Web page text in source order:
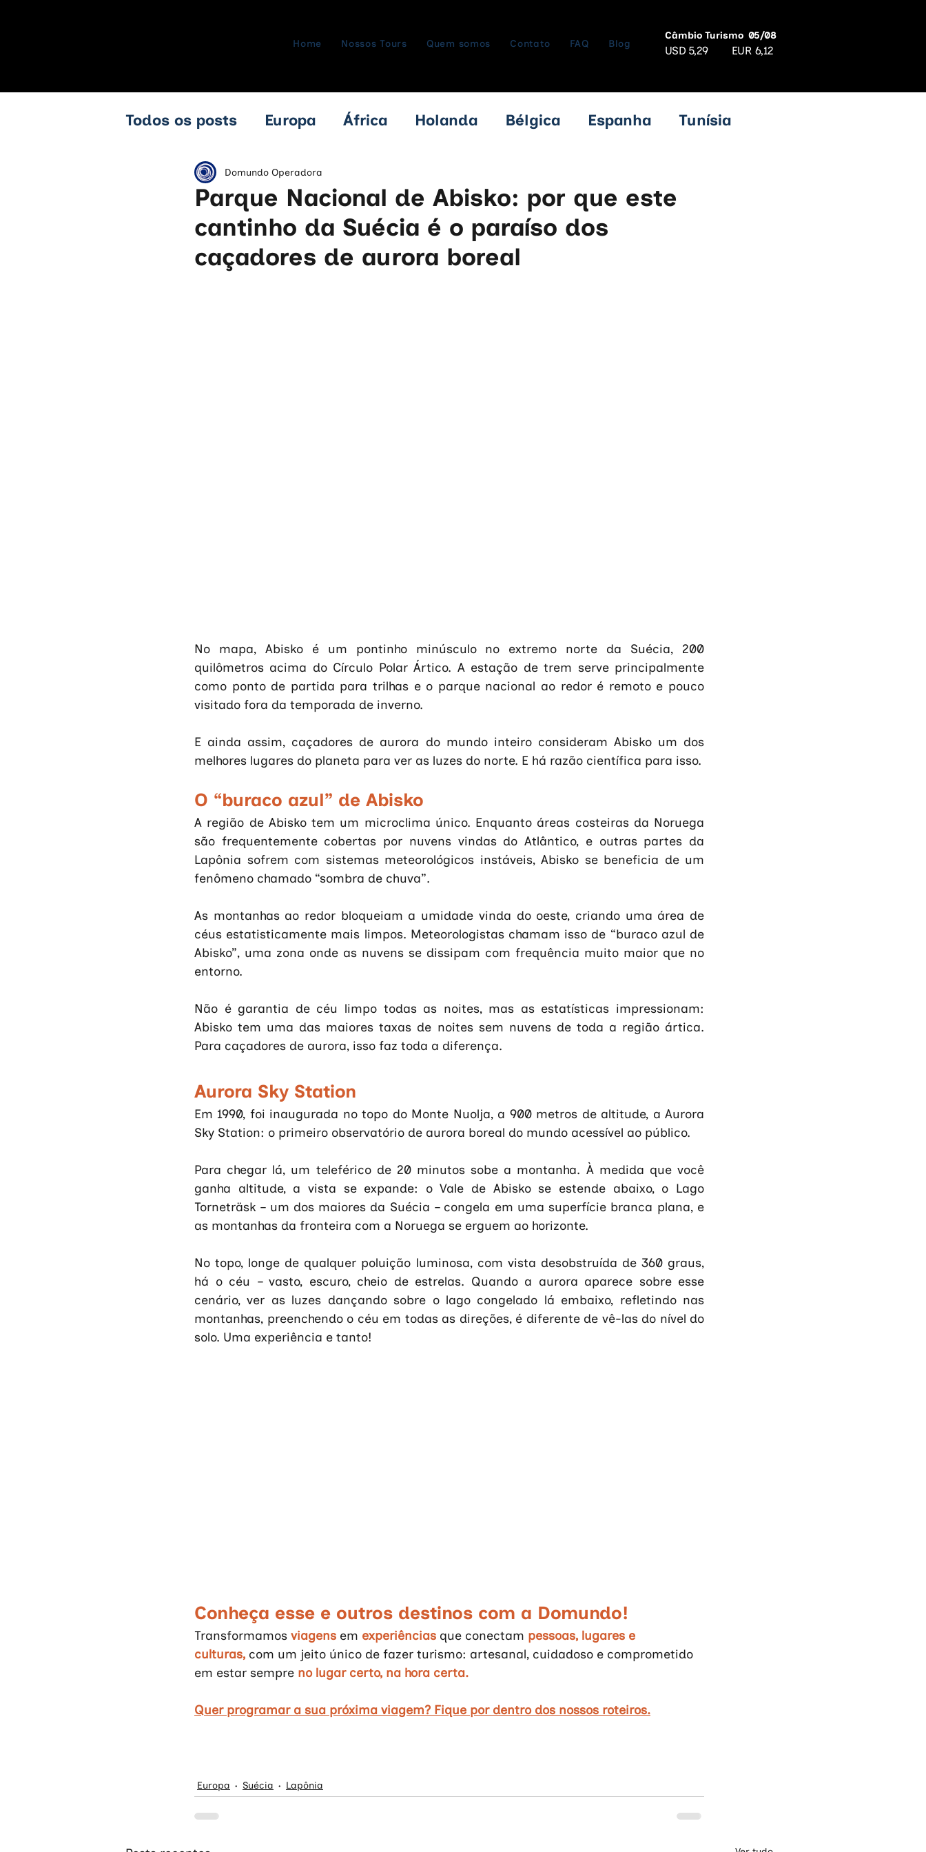
Home Nossos Tours Quem somos Contato FAQ Blog
Câmbio Turismo 05/08
USD 5,29 EUR 6,12
Todos os posts Europa África Holanda Bélgica Espanha Tunísia
África do Sul Zimbabwe
Azerbaijão Geórgia Armênia Itália Bulgária Romênia
Parque Nacional de Abisko: por que este
cantinho da Suécia é o paraíso dos
caçadores de aurora boreal
Domundo Operadora
No mapa, Abisko é um pontinho minúsculo no extremo norte da Suécia, 200
quilômetros acima do Círculo Polar Ártico. A estação de trem serve principalmente
como ponto de partida para trilhas e o parque nacional ao redor é remoto e pouco
visitado fora da temporada de inverno.
E ainda assim, caçadores de aurora do mundo inteiro consideram Abisko um dos
melhores lugares do planeta para ver as luzes do norte. E há razão científica para isso.
O “buraco azul” de Abisko
A região de Abisko tem um microclima único. Enquanto áreas costeiras da Noruega
são frequentemente cobertas por nuvens vindas do Atlântico, e outras partes da
Lapônia sofrem com sistemas meteorológicos instáveis, Abisko se beneficia de um
fenômeno chamado “sombra de chuva”.
As montanhas ao redor bloqueiam a umidade vinda do oeste, criando uma área de
céus estatisticamente mais limpos. Meteorologistas chamam isso de “buraco azul de
Abisko”, uma zona onde as nuvens se dissipam com frequência muito maior que no
entorno.
Não é garantia de céu limpo todas as noites, mas as estatísticas impressionam:
Abisko tem uma das maiores taxas de noites sem nuvens de toda a região ártica.
Para caçadores de aurora, isso faz toda a diferença.
Aurora Sky Station
Em 1990, foi inaugurada no topo do Monte Nuolja, a 900 metros de altitude, a Aurora
Sky Station: o primeiro observatório de aurora boreal do mundo acessível ao público.
Para chegar lá, um teleférico de 20 minutos sobe a montanha. À medida que você
ganha altitude, a vista se expande: o Vale de Abisko se estende abaixo, o Lago
Torneträsk – um dos maiores da Suécia – congela em uma superfície branca plana, e
as montanhas da fronteira com a Noruega se erguem ao horizonte.
No topo, longe de qualquer poluição luminosa, com vista desobstruída de 360 graus,
há o céu – vasto, escuro, cheio de estrelas. Quando a aurora aparece sobre esse
cenário, ver as luzes dançando sobre o lago congelado lá embaixo, refletindo nas
montanhas, preenchendo o céu em todas as direções, é diferente de vê-las do nível do
solo. Uma experiência e tanto!
Conheça esse e outros destinos com a Domundo!
Transformamos viagens em experiências que conectam pessoas, lugares e
culturas, com um jeito único de fazer turismo: artesanal, cuidadoso e comprometido
em estar sempre no lugar certo, na hora certa.
Quer programar a sua próxima viagem? Fique por dentro dos nossos roteiros.
Europa Suécia Lapônia